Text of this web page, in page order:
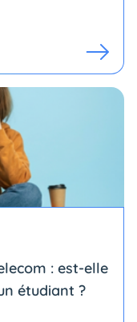
: est-elle
étudiant ?